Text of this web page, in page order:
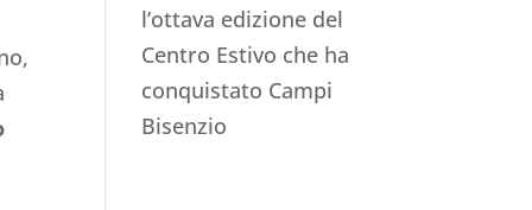
l’ottava edizione del
Centro Estivo che ha
conquistato Campi
Bisenzio